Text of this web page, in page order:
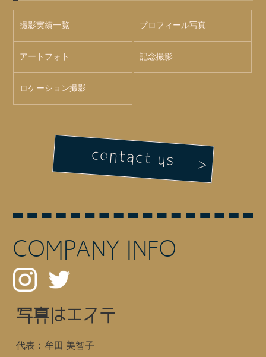
撮影実績一覧 プロフィール写真
アートフォト 記念撮影
ロケーション撮影
contact us
COMPANY INFO
写真はエステ
代表：牟田 美智子